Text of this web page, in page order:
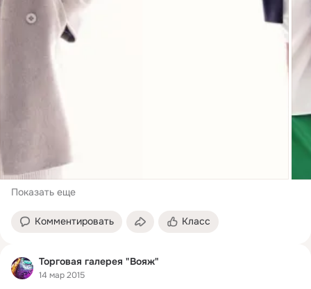
Показать еще
Комментировать Класс
Торговая галерея "Вояж"
14 мар 2015